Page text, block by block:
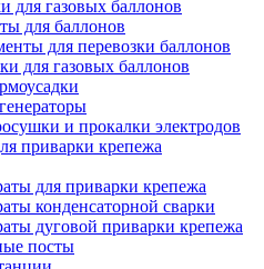
для газовых баллонов
для баллонов
для перевозки баллонов
для газовых баллонов
и прокалки электродов
приварки крепежа
для приварки крепежа
конденсаторной сварки
дуговой приварки крепежа
посты